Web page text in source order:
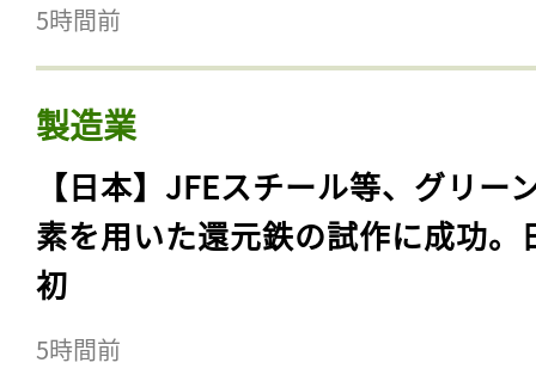
5時間前
製造業
【日本】JFEスチール等、グリー
素を用いた還元鉄の試作に成功。
初
5時間前